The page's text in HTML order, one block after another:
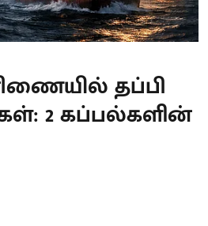
தப்பி
2 கப்பல்களின்